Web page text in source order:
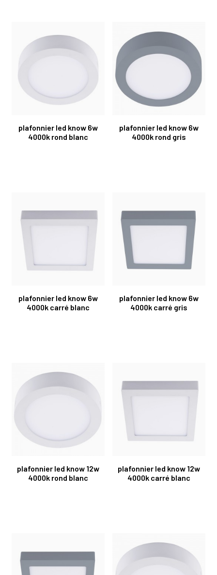
plafonnier led know 6w
4000k rond blanc
plafonnier led know 6w
4000k rond gris
plafonnier led know 6w
4000k carré blanc
plafonnier led know 6w
4000k carré gris
plafonnier led know 12w
4000k rond blanc
plafonnier led know 12w
4000k carré blanc